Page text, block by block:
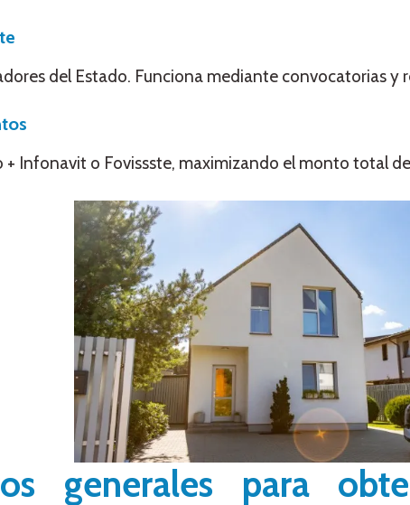
del Estado. Funciona mediante convocatorias y
+ Infonavit o Fovissste, maximizando el monto total
generales para